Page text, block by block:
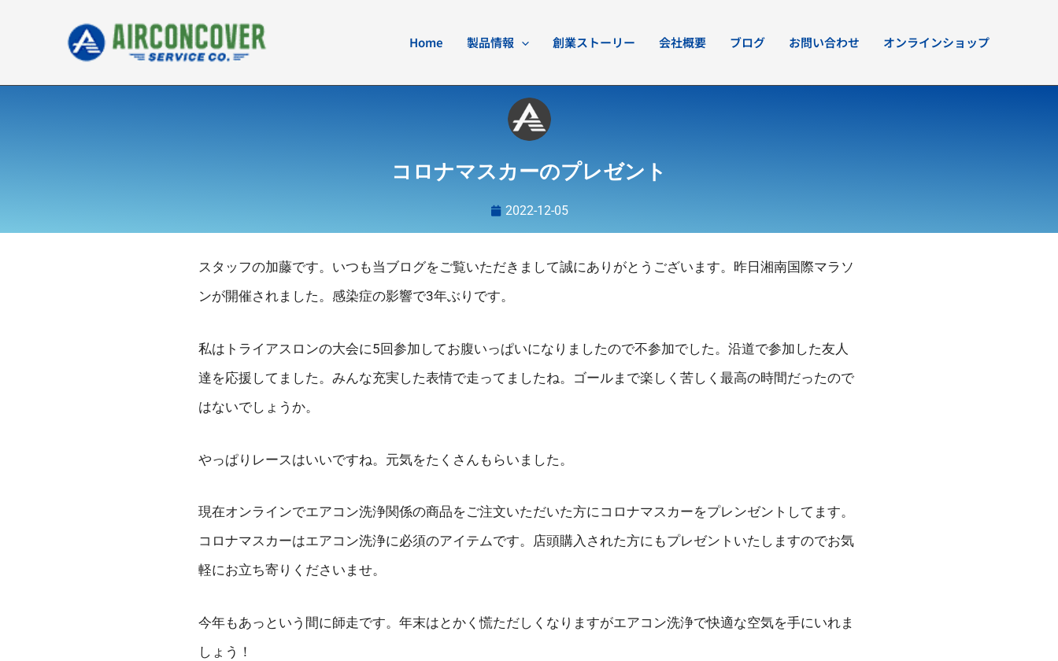
キ
Home 製品情報 創業ストーリー 会社概要 ブログ お問い合わせ オンラインショップ
コロナマスカーのプレゼント
2022-12-05
スタッフの加藤です。いつも当ブログをご覧いただきまして誠にありがとうございます。昨日湘南国際マラソ
ンが開催されました。感染症の影響で3年ぶりです。
私はトライアスロンの大会に5回参加してお腹いっぱいになりましたので不参加でした。沿道で参加した友人
達を応援してました。みんな充実した表情で走ってましたね。ゴールまで楽しく苦しく最高の時間だったので
はないでしょうか。
やっぱりレースはいいですね。元気をたくさんもらいました。
現在オンラインでエアコン洗浄関係の商品をご注文いただいた方にコロナマスカーをプレンゼントしてます。
コロナマスカーはエアコン洗浄に必須のアイテムです。店頭購入された方にもプレゼントいたしますのでお気
軽にお立ち寄りくださいませ。
今年もあっという間に師走です。年末はとかく慌ただしくなりますがエアコン洗浄で快適な空気を手にいれま
しょう！